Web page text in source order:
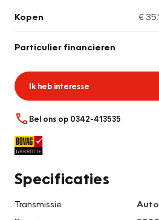
Kopen €
Particulier financieren
Ik heb interesse
Bel ons op 0342-413535
Specificaties
Transmissie